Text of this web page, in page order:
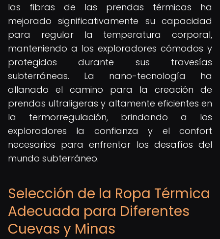
las fibras de las prendas térmicas ha
mejorado significativamente su capacidad
para regular la temperatura corporal,
manteniendo a los exploradores cómodos y
protegidos durante sus travesías
subterráneas. La nano-tecnología ha
allanado el camino para la creación de
prendas ultraligeras y altamente eficientes en
la termorregulación, brindando a los
exploradores la confianza y el confort
necesarios para enfrentar los desafíos del
mundo subterráneo.
Selección de la Ropa Térmica
Adecuada para Diferentes
Cuevas y Minas